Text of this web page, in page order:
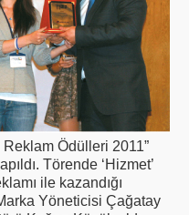
Reklam Ödülleri 2011”
Törende ‘Hizmet’
ile kazandığı
Yöneticisi Çağatay